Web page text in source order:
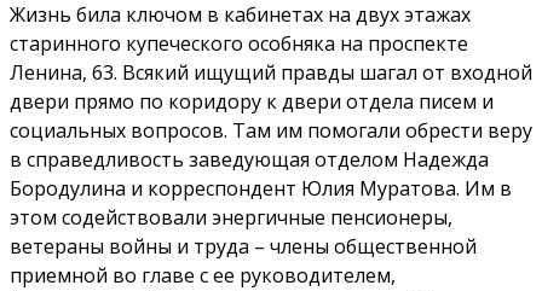
Жизнь била ключом в кабинетах на двух этажах
старинного купеческого особняка на проспекте
Ленина, 63. Всякий ищущий правды шагал от входной
двери прямо по коридору к двери отдела писем и
социальных вопросов. Там им помогали обрести веру
в справедливость заведующая отделом Надежда
Бородулина и корреспондент Юлия Муратова. Им в
этом содействовали энергичные пенсионеры,
ветераны войны и труда – члены общественной
приемной во главе с ее руководителем,